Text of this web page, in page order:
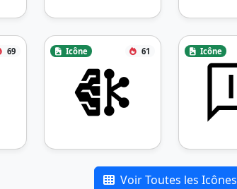
69 Icône 61 Icône
Voir Toutes les Icônes